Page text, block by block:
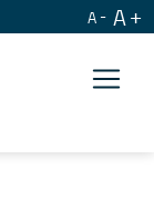
A A